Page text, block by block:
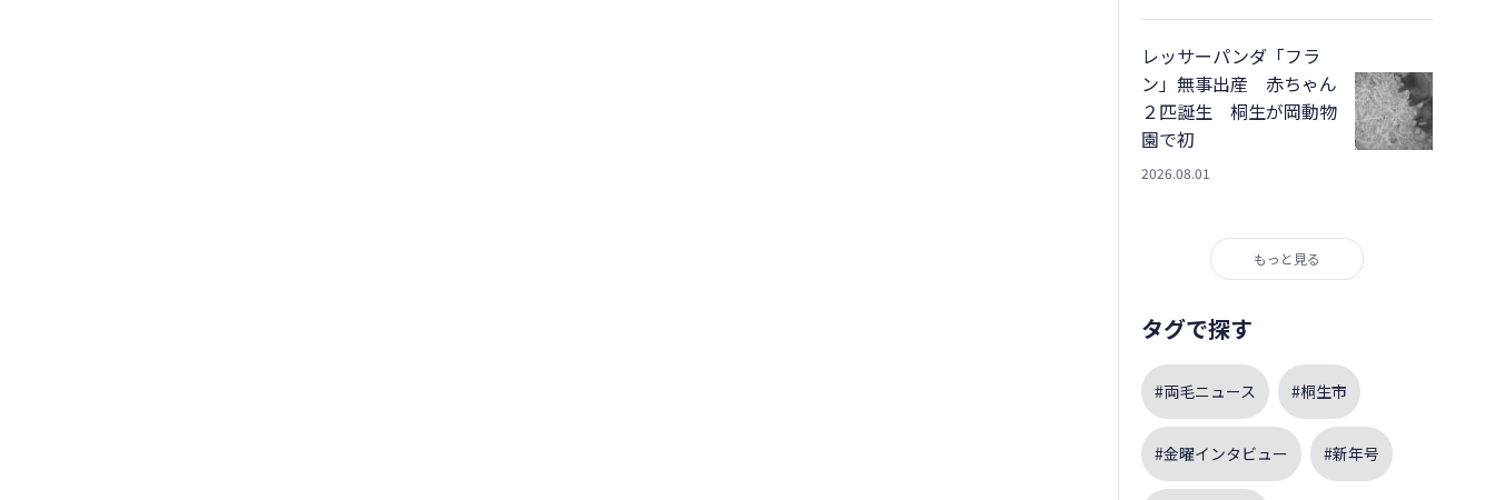
レッサーパンダ「フラ
ン」無事出産 赤ちゃん
２匹誕生 桐生が岡動物
園で初
2026.08.01
もっと見る
タグで探す
#両毛ニュース #桐生市
#金曜インタビュー #新年号